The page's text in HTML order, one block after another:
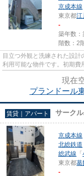
京成本線
東京都江
-
築年数：
階数：2
目立つ外観と洗練された設
利用可能な物件です。初期費
現在
プランドール
賃貸｜アパート サーク
京成本線
北総鉄道
総武線 「
東京都葛
-